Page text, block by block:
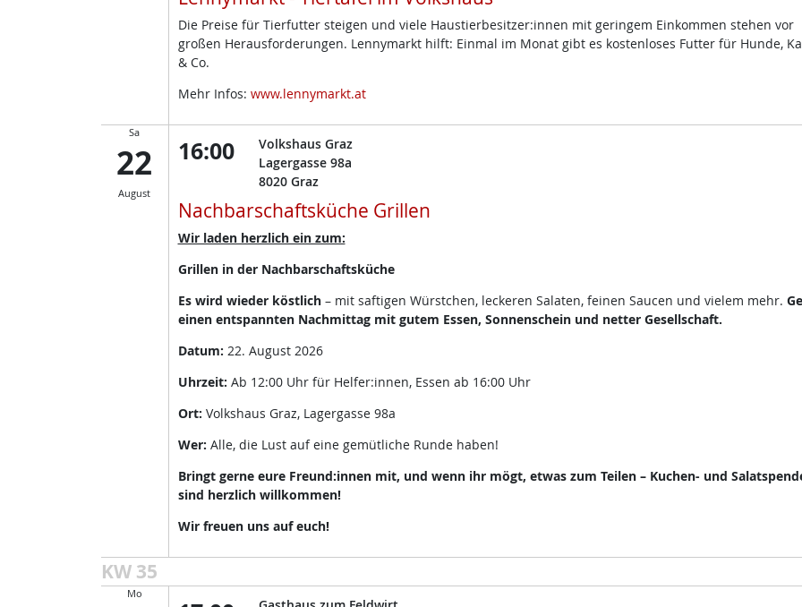
Die Preise für Tierfutter steigen und viele Haustierbesitzer:innen mit geringem Einkommen stehen vor
großen Herausforderungen. Lennymarkt hilft: Einmal im Monat gibt es kostenloses Futter für Hunde,
& Co.
Mehr Infos: www.lennymarkt.at
Sa
22
August
16:00
Volkshaus Graz
Lagergasse 98a
8020 Graz
Nachbarschaftsküche Grillen
Wir laden herzlich ein zum:
Grillen in der Nachbarschaftsküche
Es wird wieder köstlich – mit saftigen Würstchen, leckeren Salaten, feinen Saucen und vielem mehr.
einen entspannten Nachmittag mit gutem Essen, Sonnenschein und netter Gesellschaft.
Datum: 22. August 2026
Uhrzeit: Ab 12:00 Uhr für Helfer:innen, Essen ab 16:00 Uhr
Ort: Volkshaus Graz, Lagergasse 98a
Wer: Alle, die Lust auf eine gemütliche Runde haben!
Bringt gerne eure Freund:innen mit, und wenn ihr mögt, etwas zum Teilen – Kuchen- und
sind herzlich willkommen!
Wir freuen uns auf euch!
KW 35
Mo